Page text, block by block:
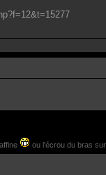
ou l'écrou du bras